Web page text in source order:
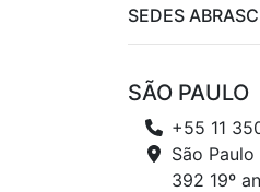
SEDES
SÃO PAULO
+55 11
São
392 19º